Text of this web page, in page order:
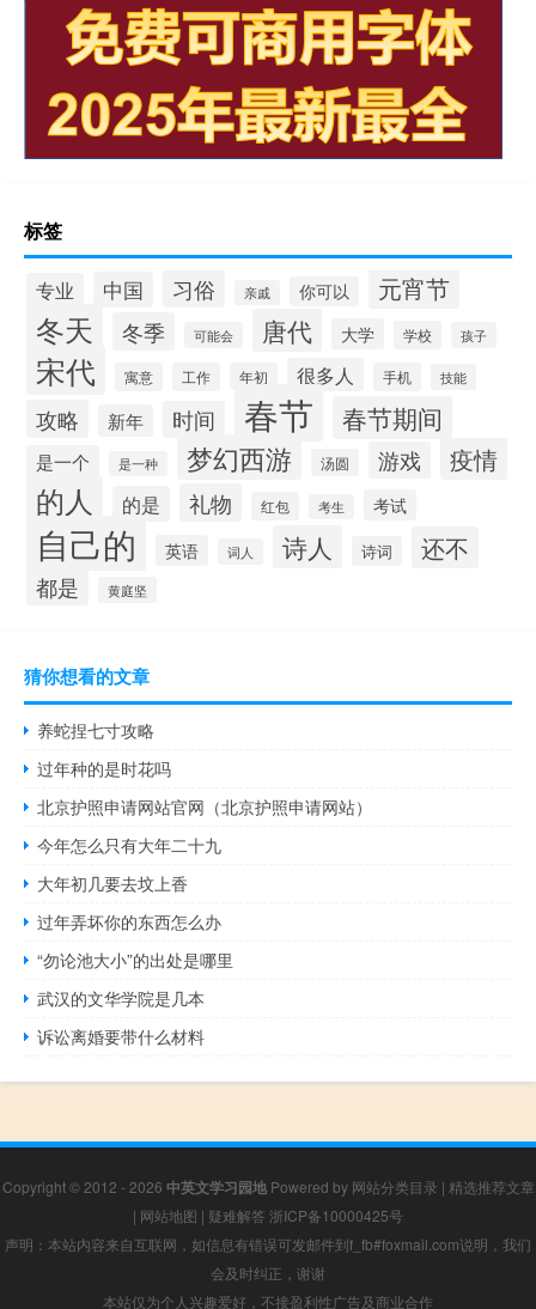
标签
专业 中国 习俗 亲戚 你可以 元宵节
冬天 冬季 可能会 唐代 大学 学校 孩子
宋代 寓意 工作 年初 很多人 手机 技能
攻略 新年 时间 春节 春节期间
是一个 是一种 梦幻西游 汤圆 游戏 疫情
的人 的是 礼物 红包 考生 考试
自己的 英语 词人 诗人 诗词 还不
都是 黄庭坚
猜你想看的文章
养蛇捏七寸攻略
过年种的是时花吗
北京护照申请网站官网（北京护照申请网站）
今年怎么只有大年二十九
大年初几要去坟上香
过年弄坏你的东西怎么办
“勿论池大小”的出处是哪里
武汉的文华学院是几本
诉讼离婚要带什么材料
Copyright © 2012 - 2026 中英文学习园地Powered by 网站分类目录 | 精选推荐文章
| 网站地图 | 疑难解答 浙ICP备10000425号
声明：本站内容来自互联网，如信息有错误可发邮件到f_fb#foxmail.com说明，我们
会及时纠正，谢谢
本站仅为个人兴趣爱好，不接盈利性广告及商业合作